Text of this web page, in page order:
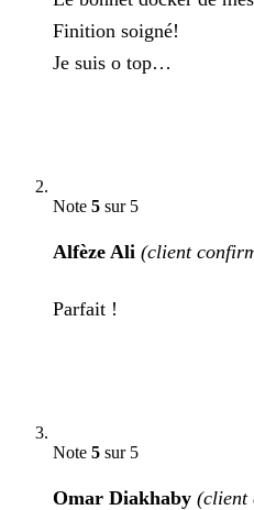
Finition soigné!
Je suis o top…
Note 5 sur 5
Alfèze Ali (client
Parfait !
Note 5 sur 5
Omar Diakhaby (client